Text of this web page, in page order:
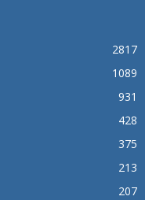
2817
1089
931
428
375
213
207